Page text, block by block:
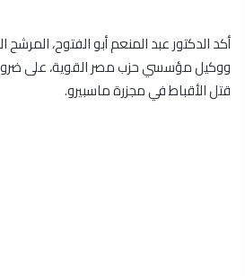
أكد الدكتور عبد المنعم أبو الفتوح، المرشح
ووكيل مؤسسي حزب مصر القوية، على
قتل الأقباط في مجزرة ماسبيرو.